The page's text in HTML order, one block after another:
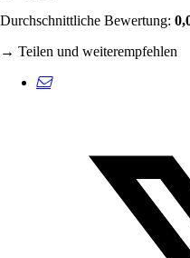
Durchschnittliche Bewertung:
→ Teilen und weiterempfehlen